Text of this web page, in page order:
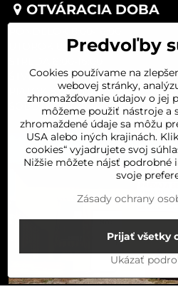
OTVÁRACIA DOBA
UTOROK 8:00-16:00
ŠTVRTOK 8:00-16:00
PIATOK 8:00-16:00
SOBOTA 8:00-11:30
Predvoľby
Cookies používame na
webovej stránky,
zhromažďovanie údajov o jej
môžeme použiť nástroje a
zhromaždené údaje sa môžu
USA alebo iných krajinách.
cookies“ vyjadrujete svoj
Nižšie môžete nájsť podrobné
svoje
Zásady ochrany
Ukázať
Prijať všetky